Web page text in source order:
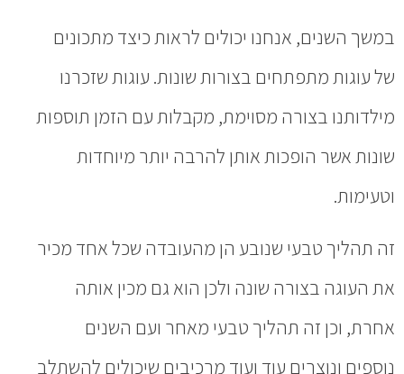
במשך השנים, אנחנו יכולים לראות כיצד מתכונים
של עוגות מתפתחים בצורות שונות. עוגות שזכרנו
מילדותנו בצורה מסוימת, מקבלות עם הזמן תוספות
שונות אשר הופכות אותן להרבה יותר מיוחדות
וטעימות.
זה תהליך טבעי שנובע הן מהעובדה שכל אחד מכיר
את העוגה בצורה שונה ולכן הוא גם מכין אותה
אחרת, וכן זה תהליך טבעי מאחר ועם השנים
נוספים ונוצרים עוד ועוד מרכיבים שיכולים להשתלב